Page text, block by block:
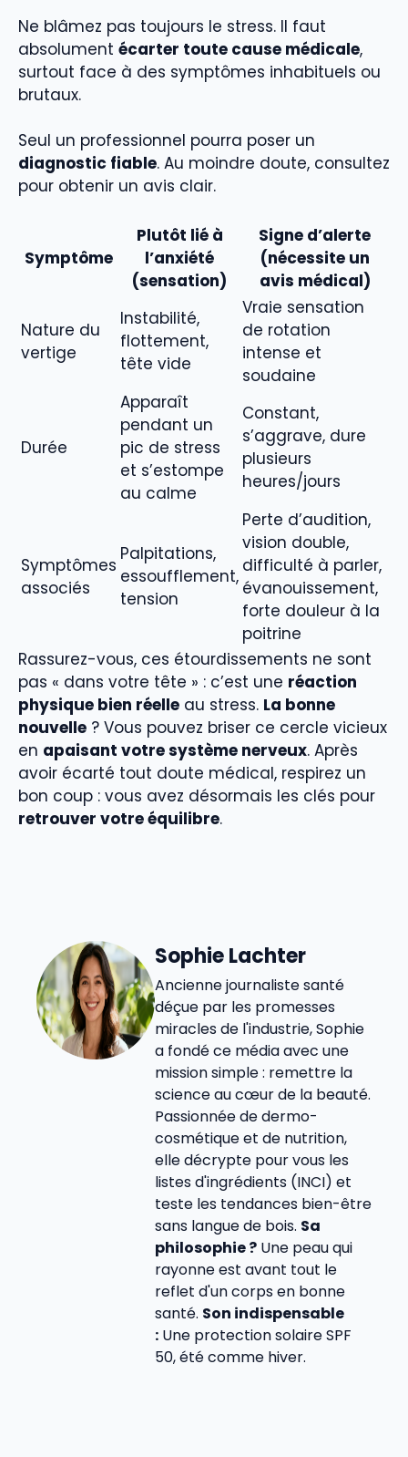
Ne blâmez pas toujours le stress. Il faut
absolument écarter toute cause médicale,
surtout face à des symptômes inhabituels ou
brutaux.
Seul un professionnel pourra poser un
diagnostic fiable. Au moindre doute, consultez
pour obtenir un avis clair.
Symptôme
Plutôt lié à
l’anxiété
(sensation)
Signe d’alerte
(nécessite un
avis médical)
Nature du
vertige
Instabilité,
flottement,
tête vide
Vraie sensation
de rotation
intense et
soudaine
Durée
Apparaît
pendant un
pic de stress
et s’estompe
au calme
Constant,
s’aggrave, dure
plusieurs
heures/jours
Symptômes
associés
Palpitations,
essoufflement,
tension
Perte d’audition,
vision double,
difficulté à parler,
évanouissement,
forte douleur à la
poitrine
Rassurez-vous, ces étourdissements ne sont
pas « dans votre tête » : c’est une réaction
physique bien réelle au stress. La bonne
nouvelle ? Vous pouvez briser ce cercle vicieux
en apaisant votre système nerveux. Après
avoir écarté tout doute médical, respirez un
bon coup : vous avez désormais les clés pour
retrouver votre équilibre.
Sophie Lachter
Ancienne journaliste santé
déçue par les promesses
miracles de l'industrie, Sophie
a fondé ce média avec une
mission simple : remettre la
science au cœur de la beauté.
Passionnée de dermo-
cosmétique et de nutrition,
elle décrypte pour vous les
listes d'ingrédients (INCI) et
teste les tendances bien-être
sans langue de bois. Sa
philosophie ? Une peau qui
rayonne est avant tout le
reflet d'un corps en bonne
santé. Son indispensable
: Une protection solaire SPF
50, été comme hiver.